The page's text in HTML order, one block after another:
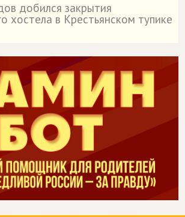
добился закрытия
хостела в Крестьянском тупике